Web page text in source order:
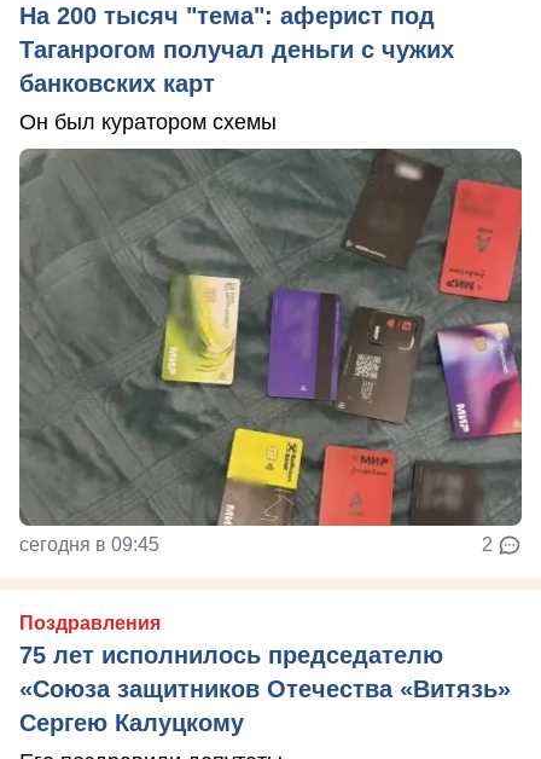
На 200 тысяч "тема": аферист под
Таганрогом получал деньги с чужих
банковских карт
Он был куратором схемы
сегодня в 09:45 2
Поздравления
75 лет исполнилось председателю
«Союза защитников Отечества «Витязь»
Сергею Калуцкому